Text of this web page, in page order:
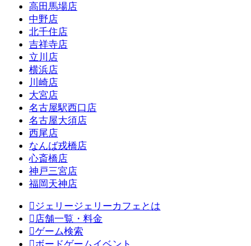
高田馬場店
中野店
北千住店
吉祥寺店
立川店
横浜店
川崎店
大宮店
名古屋駅西口店
名古屋大須店
西尾店
なんば戎橋店
心斎橋店
神戸三宮店
福岡天神店
ジェリージェリーカフェとは
店舗一覧・料金
ゲーム検索
ボードゲームイベント